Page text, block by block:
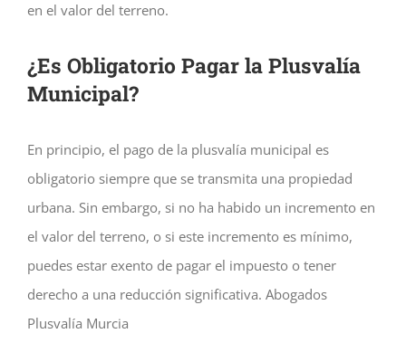
en el valor del terreno.
¿Es Obligatorio Pagar la Plusvalía
Municipal?
En principio, el pago de la plusvalía municipal es
obligatorio siempre que se transmita una propiedad
urbana. Sin embargo, si no ha habido un incremento en
el valor del terreno, o si este incremento es mínimo,
puedes estar exento de pagar el impuesto o tener
derecho a una reducción significativa. Abogados
Plusvalía Murcia